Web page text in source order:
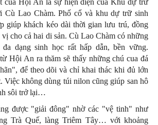
của Hội An là sự hiện diện của Khu dự trữ
Cù Lao Chàm. Phố cổ và khu dự trữ sinh
giúp khách kéo dài thời gian lưu trú, đồng
cho cả hai di sản. Cù Lao Chàm có những
dạng sinh học rất hấp dẫn, bền vững.
Hội An ra thăm sẽ thấy những chú cua đá
để theo dõi và chỉ khai thác khi đủ lớn
Việc không dùng túi nilon cũng giúp san hô
sôi trở lại…
được "giải đông" nhờ các "vệ tinh" như
Trà Quế, làng Triêm Tây… với khoảng